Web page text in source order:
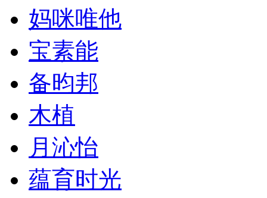
妈咪唯他
宝素能
备昀邦
木植
月沁怡
蕴育时光